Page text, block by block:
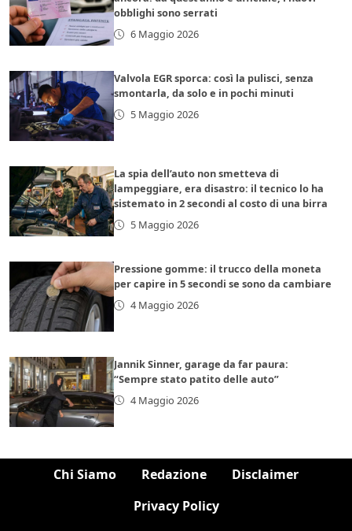
obblighi sono serrati
6 Maggio 2026
Valvola EGR sporca: così la pulisci, senza
smontarla, da solo e in pochi minuti
5 Maggio 2026
La spia dell’auto non smetteva di
lampeggiare, era disastro: il tecnico lo ha
sistemato in 2 secondi al costo di una birra
5 Maggio 2026
Pressione gomme: il trucco della moneta
per capire in 5 secondi se sono da cambiare
4 Maggio 2026
Jannik Sinner, garage da far paura:
“Sempre stato patito delle auto”
4 Maggio 2026
Chi Siamo Redazione
Disclaimer
Privacy Policy